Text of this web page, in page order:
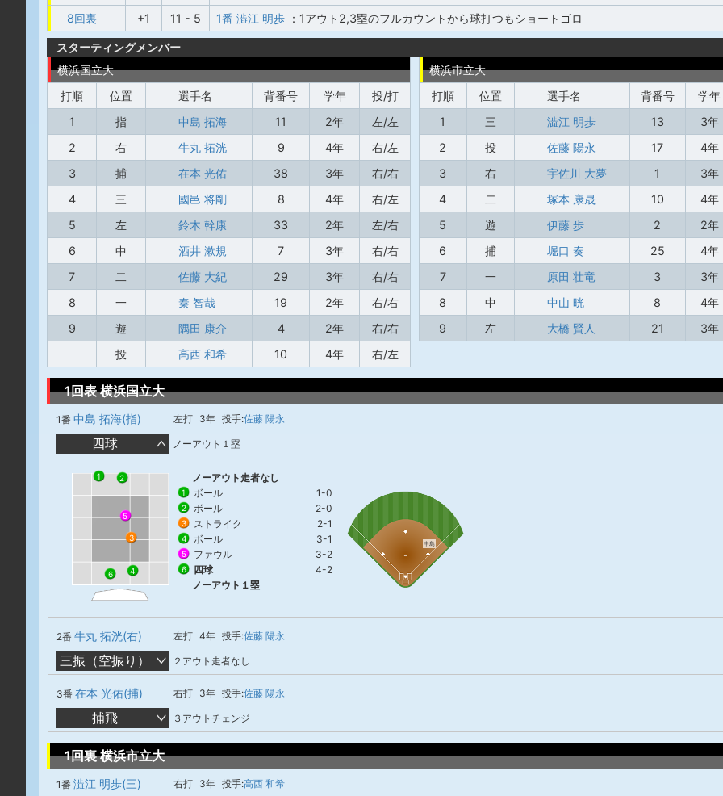
8回裏
+1 11 - 5 1番 澁江 明歩 ：1アウト2,3塁のフルカウントから球打つもショートゴロ
スターティングメンバー
横浜国立大
打順
位置 選手名 背番号 学年
投/打
1
指 中島 拓海 11 2年
左/左
2
右 牛丸 拓洸 9 4年
右/左
3
捕 在本 光佑 38 3年
右/右
4
三 國邑 将剛 8 4年
右/左
5
左 鈴木 幹康 33 2年
左/右
6
中 酒井 漱規 7 3年
右/右
7
二 佐藤 大紀 29 3年
右/右
8
一 秦 智哉 19 2年
右/右
9
遊 隅田 康介 4 2年
右/右
投
高西 和希 10 4年 右/左
横浜市立大
打順
位置 選手名 背番号
学年
1
三 澁江 明歩 13
3年
2
投 佐藤 陽永 17
4年
3
右 宇佐川 大夢 1
3年
4
二 塚本 康晟 10
4年
5
遊 伊藤 歩 2
2年
6
捕 堀口 奏 25
4年
7
一 原田 壮竜 3
3年
8
中 中山 晄 8
4年
9
左 大橋 賢人 21 3年
1回表 横浜国立大
1番 中島 拓海(指) 左打 3年 投手:佐藤 陽永
四球 ノーアウト１塁
1 2
3
4
5
6
ノーアウト走者なし
1 ボール 1-0
2 ボール 2-0
3 ストライク 2-1
4 ボール 3-1
5 ファウル 3-2
6 四球
4-2
ノーアウト１塁
中島
2番 牛丸 拓洸(右) 左打 4年 投手:佐藤 陽永
三振（空振り） ２アウト走者なし
3番 在本 光佑(捕) 右打 3年 投手:佐藤 陽永
捕飛 ３アウトチェンジ
1回裏 横浜市立大
1番 澁江 明歩(三) 右打 3年 投手:高西 和希